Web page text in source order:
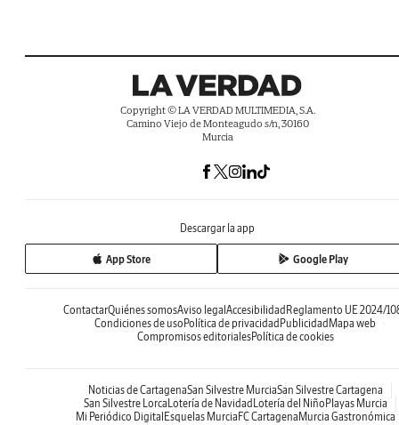
Copyright © LA VERDAD MULTIMEDIA, S.A.
Camino Viejo de Monteagudo s/n, 30160
Murcia
Descargar la app
App Store Google Play
ContactarQuiénes somosAviso legal Accesibilidad Reglamento UE 2024/
Condiciones de uso Política de privacidad Publicidad Mapa web
Compromisos editorialesPolítica de cookies
Noticias de CartagenaSan Silvestre MurciaSan Silvestre Cartagena
San Silvestre Lorca Lotería de Navidad Lotería del Niño Playas Murcia
Mi Periódico Digital Esquelas Murcia FC Cartagena Murcia Gastronómica